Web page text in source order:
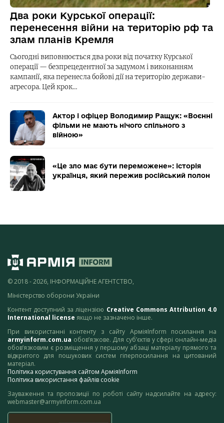
Два роки Курської операції:
перенесення війни на територію рф та
злам планів Кремля
Сьогодні виповнюється два роки від початку Курської
операції — безпрецедентної за задумом і виконанням
кампанії, яка перенесла бойові дії на територію держави-
агресора. Цей крок…
Актор і офіцер Володимир Ращук: «Воєнні
фільми не мають нічого спільного з
війною»
«Це зло має бути переможене»: історія
українця, який пережив російський полон
© 2018 - 2026, ІНФОРМАЦІЙНЕ АГЕНТСТВО,
Міністерство оборони України
Контент доступний за ліцензією Creative Commons Attribution 4.0
International license якщо не зазначено інше.
При використанні контенту з сайту АрміяInform посилання на
armyinform.com.ua обов’язкове. Для суб’єктів у сфері онлайн-медіа
обов’язковим є розміщення у першому абзаці матеріалу прямого та
відкритого для пошукових систем гіперпосилання на цитований
матеріал.
Політика користування сайтом АрміяInform
Політика використання файлів cookie
Зауваження та пропозиції по роботі сайту надсилайте на адресу:
webmaster@armyinform.com.ua